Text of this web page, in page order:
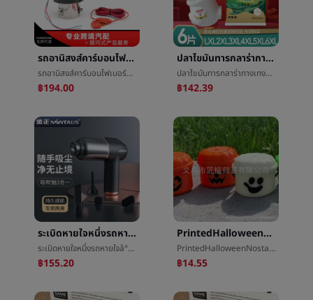
รถอานิสงส์คาร์บอนไฟเบอร์แสงหางคอวงดนตรีอุณหภูมิLEDแสงอานิสงส์รถท่อไอเสียต้องเปิดหางคอ
รถอานิสงส์คาร์บอนไฟเบอร์แสงหางคอวงดนตรีอุณหภูมิLEDแสงอานิสงส์รถท่อไอเสียต้องเปิดหางคอ
฿194.00
ปลาไขมันทารกลาร่ากางเกง5XLใหญ่หายใจจำนวนçº¸ปัสสาวะกางเกงXXXXLใหญ่รหัสปัสสาวะไม่เปียกสำหรับการใช้ในยามค่ำอุปกรณ์ทดลองใช้
ปลาไขมันทารกลาร่ากางเกง5XLใหญ่หายใจจำนวนçº¸ปัสสาวะกางเกงXXXXLใหญ่รหัสปัสสาวะไม่เปียกสำหรับการใช้ในยามค่ำอุปกรณ์ทดลองใช้
฿142.39
ระเบิดหายใจหนึ่งรถหายใจå°å¨บ้านรถคู่มินิเครื่องดักฝุ่นใหญ่หายใจåไร้สายมือถือแบบพกพาหายใจå°å¨
ระเบิดหายใจหนึ่งรถหายใจå°å¨บ้านรถคู่มินิเครื่องดักฝุ่นใหญ่หายใจåไร้สายมือถือแบบพกพาหายใจå°å¨
฿155.20
PrintedHalloweenNostalgiaBucketsÂฟักทองบาร์เรลวันฮาโลวีนฟักทองลูกอมพิธี
PrintedHalloweenNostalgiaBucketsÂฟักทองบาร์เรลวันฮาโลวีนฟักทองลูกอมพิธี
฿14.55